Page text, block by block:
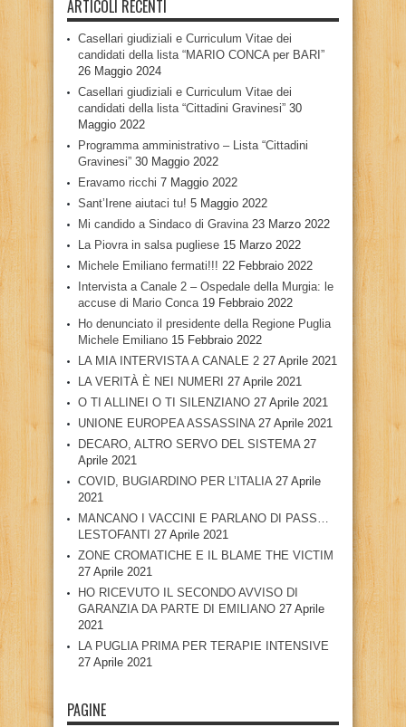
ARTICOLI RECENTI
Casellari giudiziali e Curriculum Vitae dei
candidati della lista “MARIO CONCA per BARI”
26 Maggio 2024
Casellari giudiziali e Curriculum Vitae dei
candidati della lista “Cittadini Gravinesi” 30
Maggio 2022
Programma amministrativo – Lista “Cittadini
Gravinesi” 30 Maggio 2022
Eravamo ricchi 7 Maggio 2022
Sant’Irene aiutaci tu! 5 Maggio 2022
Mi candido a Sindaco di Gravina 23 Marzo 2022
La Piovra in salsa pugliese 15 Marzo 2022
Michele Emiliano fermati!!! 22 Febbraio 2022
Intervista a Canale 2 – Ospedale della Murgia: le
accuse di Mario Conca 19 Febbraio 2022
Ho denunciato il presidente della Regione Puglia
Michele Emiliano 15 Febbraio 2022
LA MIA INTERVISTA A CANALE 2 27 Aprile 2021
LA VERITÀ È NEI NUMERI 27 Aprile 2021
O TI ALLINEI O TI SILENZIANO 27 Aprile 2021
UNIONE EUROPEA ASSASSINA 27 Aprile 2021
DECARO, ALTRO SERVO DEL SISTEMA 27
Aprile 2021
COVID, BUGIARDINO PER L’ITALIA 27 Aprile
2021
MANCANO I VACCINI E PARLANO DI PASS…
LESTOFANTI 27 Aprile 2021
ZONE CROMATICHE E IL BLAME THE VICTIM
27 Aprile 2021
HO RICEVUTO IL SECONDO AVVISO DI
GARANZIA DA PARTE DI EMILIANO 27 Aprile
2021
LA PUGLIA PRIMA PER TERAPIE INTENSIVE
27 Aprile 2021
PAGINE